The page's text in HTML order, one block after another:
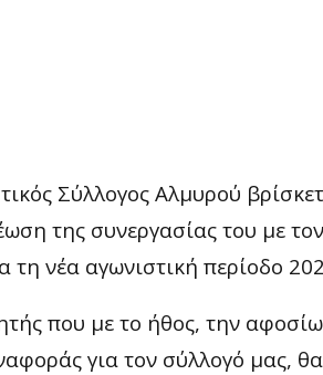
Σύλλογος Αλμυρού
της συνεργασίας του με
τη νέα αγωνιστική περίοδο
που με το ήθος, την
για τον σύλλογό μας,